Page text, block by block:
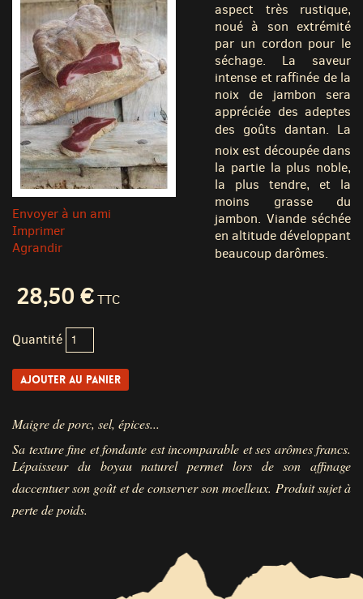
Envoyer à un ami
Imprimer
Agrandir
aspect très rustique,
noué à son extrémité
par un cordon pour le
séchage. La saveur
intense et raffinée de la
noix de jambon sera
appréciée des adeptes
des goûts dantan. La
noix est découpée dans
la partie la plus noble,
la plus tendre, et la
moins grasse du
jambon. Viande séchée
en altitude développant
beaucoup darômes.
28,50 €TTC
Quantité
Maigre de porc, sel, épices...
Sa texture fine et fondante est incomparable et ses arômes francs.
Lépaisseur du boyau naturel permet lors de son affinage
daccentuer son goût et de conserver son moelleux. Produit sujet à
perte de poids.